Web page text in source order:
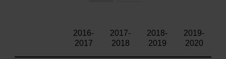
2016-
2017
2017-
2018
2018-
2019
2019-
2020